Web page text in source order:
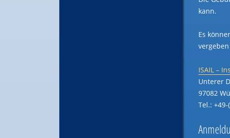
kann.
Es
ISAIL –
Unterer
97082
Tel.: +49-